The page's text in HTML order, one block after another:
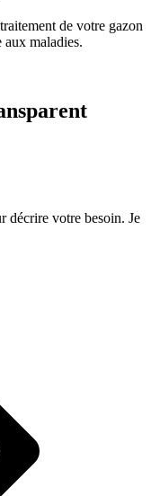
de votre gazon
aux maladies.
décrire votre besoin. Je